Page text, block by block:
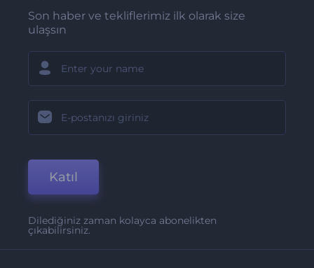
Son haber ve tekliflerimiz ilk olarak size
ulaşsın
Katıl
Dilediğiniz zaman kolayca abonelikten
çıkabilirsiniz.